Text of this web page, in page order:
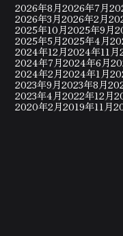
2026年8月2026年7月
2026年3月2026年2月
2025年10月2025年9月
2025年5月2025年4月
2024年12月2024年11月
2024年7月2024年6月
2024年2月2024年1月
2023年9月2023年8月
2023年4月2022年12月
2020年2月2019年11月